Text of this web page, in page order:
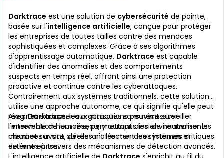
Darktrace est une solution de cybersécurité de pointe,
basée sur l'intelligence artificielle, conçue pour protéger
les entreprises de toutes tailles contre des menaces
sophistiquées et complexes. Grâce à ses algorithmes
d'apprentissage automatique, Darktrace est capable
d'identifier des anomalies et des comportements
suspects en temps réel, offrant ainsi une protection
proactive et continue contre les cyberattaques.
Contrairement aux systèmes traditionnels, cette solution
utilise une approche autonome, ce qui signifie qu'elle peut
réagir et s'adapter aux attaques sans nécessiter
l'intervention humaine, permettant ainsi de neutraliser les
menaces avant qu'elles n'affectent les systèmes critiques
de l'entreprise.
AvecDarktrace, les organisations peuvent surveiller
l'ensemble de leur réseau, y compris les environnements
cloud et sur site, détectant les menaces internes et
externes à travers des mécanismes de détection avancés.